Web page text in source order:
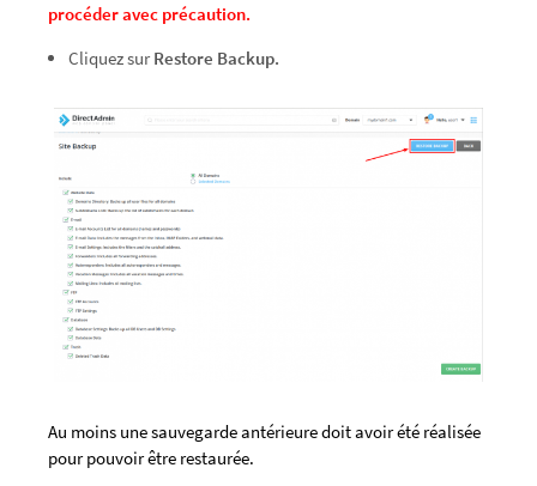
procéder avec précaution.
Cliquez sur Restore Backup.
Au moins une sauvegarde antérieure doit avoir été réalisée
pour pouvoir être restaurée.